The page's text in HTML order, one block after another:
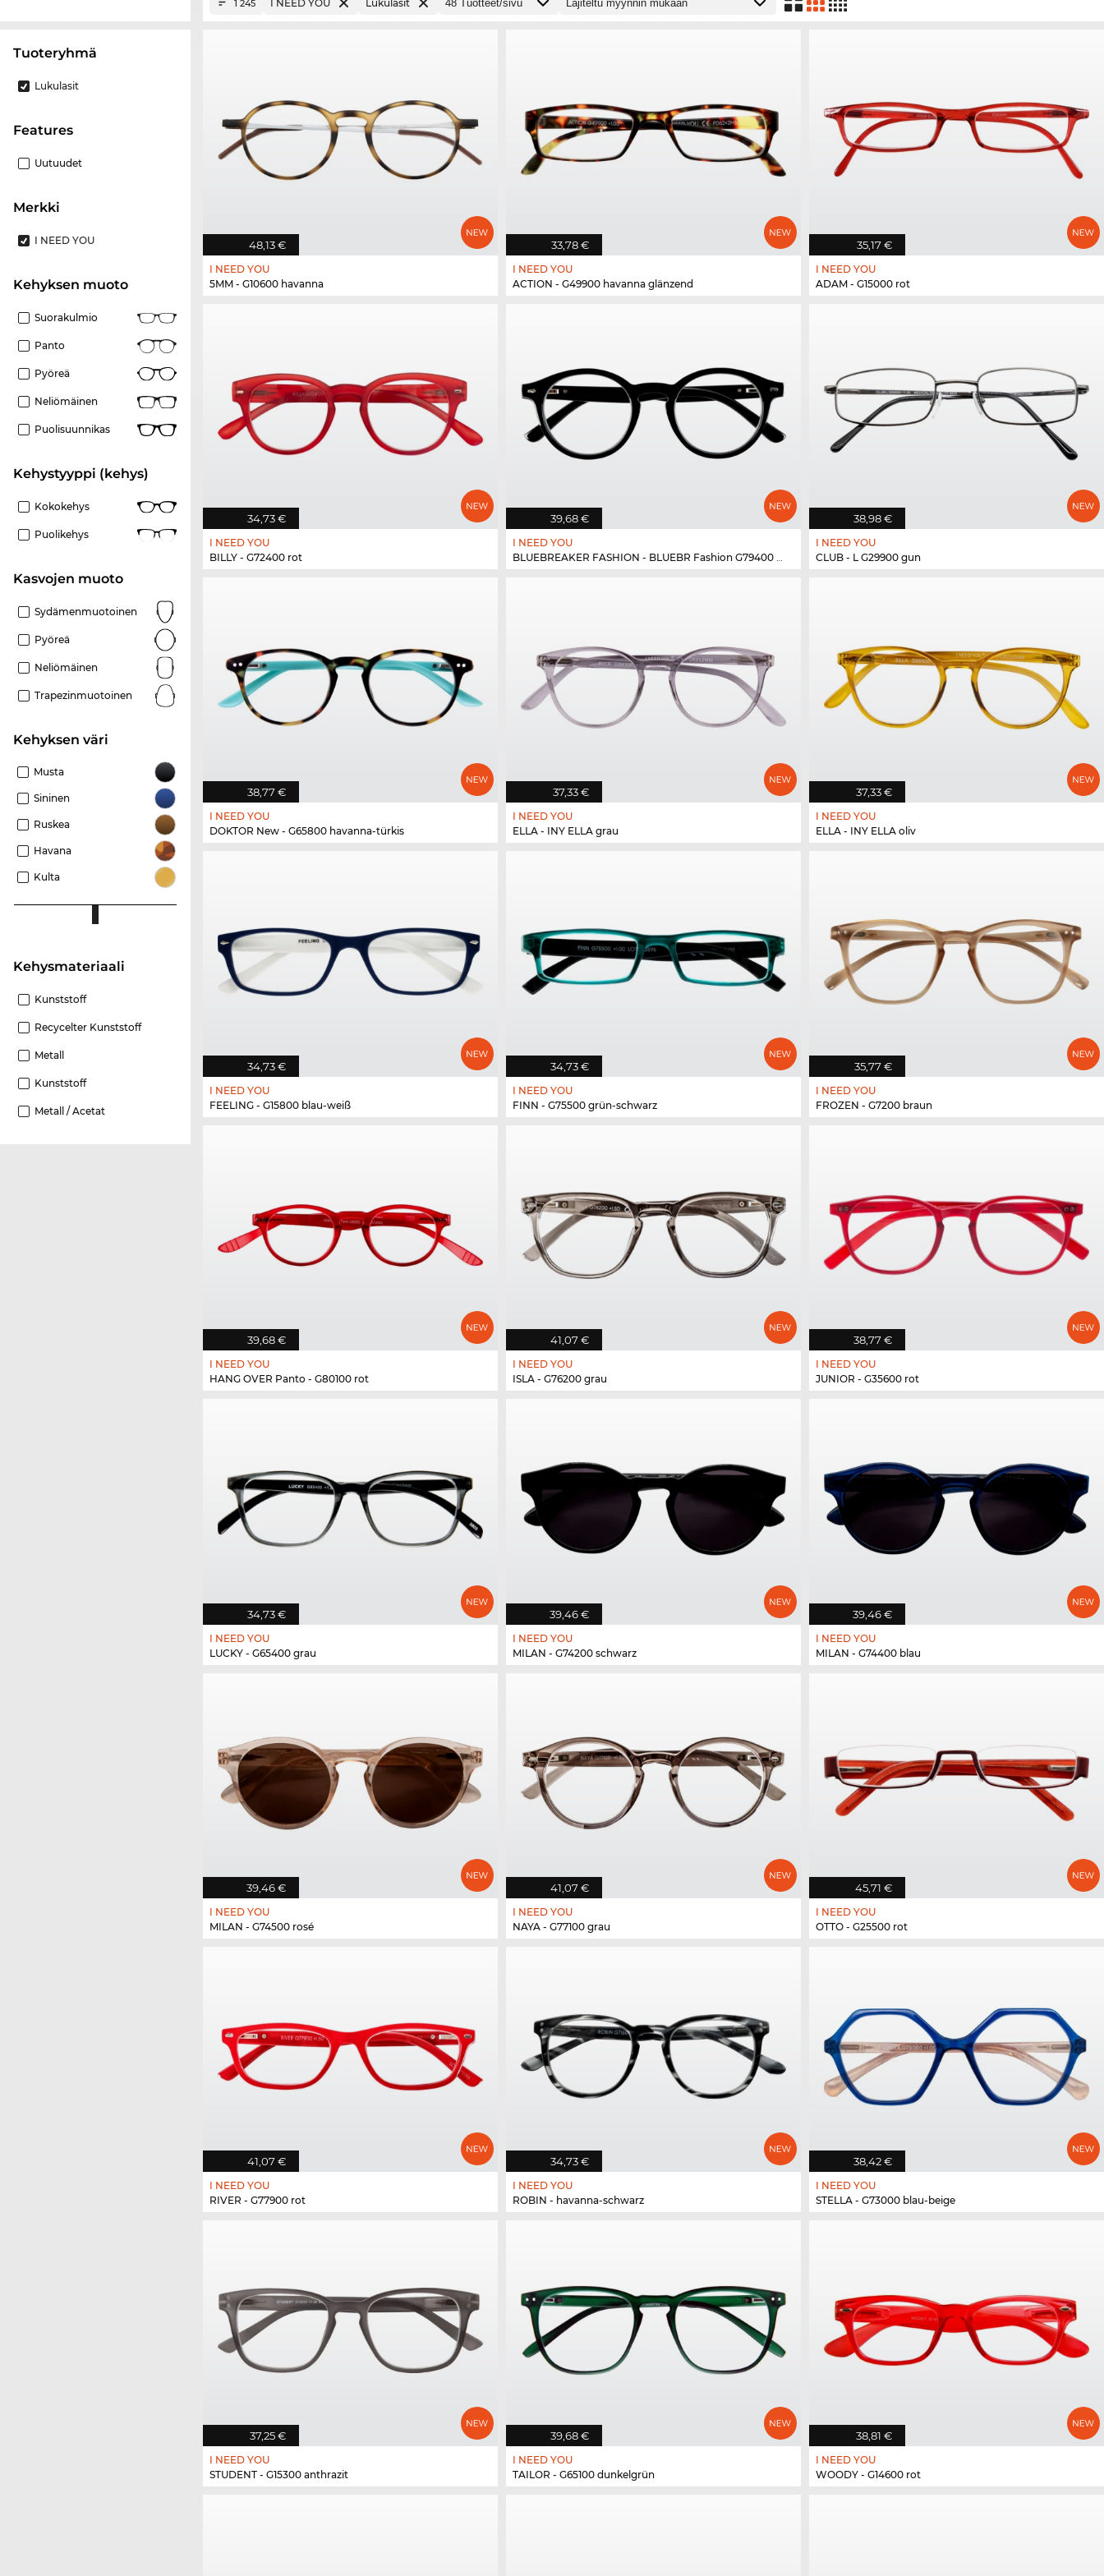
Tuoteryhmä
Lukulasit
Features
Uutuudet
Merkki
I NEED YOU
Kehyksen muoto
Suorakulmio
Panto
Pyöreä
Neliömäinen
Puolisuunnikas
Kehystyyppi (kehys)
Kokokehys
Puolikehys
Kasvojen muoto
Sydämenmuotoinen
Pyöreä
Neliömäinen
Trapezinmuotoinen
Kehyksen väri
Musta
Sininen
Ruskea
Havana
Kulta
Kehysmateriaali
Kunststoff
Recycelter Kunststoff
Metall
Kunststoff
Metall / Acetat
1 245 I NEED YOU Lukulasit
48,13 €
I NEED YOU
5MM - G10600 havanna
33,78 €
I NEED YOU
ACTION - G49900 havanna glänzend
35,17 €
I NEED YOU
ADAM - G15000 rot
34,73 €
I NEED YOU
BILLY - G72400 rot
39,68 €
I NEED YOU
BLUEBREAKER FASHION - BLUEBR Fashion G79400 s...
38,98 €
I NEED YOU
CLUB - L G29900 gun
38,77 €
I NEED YOU
DOKTOR New - G65800 havanna-türkis
37,33 €
I NEED YOU
ELLA - INY ELLA grau
37,33 €
I NEED YOU
ELLA - INY ELLA oliv
34,73 €
I NEED YOU
FEELING - G15800 blau-weiß
34,73 €
I NEED YOU
FINN - G75500 grün-schwarz
35,77 €
I NEED YOU
FROZEN - G7200 braun
39,68 €
I NEED YOU
HANG OVER Panto - G80100 rot
41,07 €
I NEED YOU
ISLA - G76200 grau
38,77 €
I NEED YOU
JUNIOR - G35600 rot
34,73 €
I NEED YOU
LUCKY - G65400 grau
39,46 €
I NEED YOU
MILAN - G74200 schwarz
39,46 €
I NEED YOU
MILAN - G74400 blau
39,46 €
I NEED YOU
MILAN - G74500 rosé
41,07 €
I NEED YOU
NAYA - G77100 grau
45,71 €
I NEED YOU
OTTO - G25500 rot
41,07 €
I NEED YOU
RIVER - G77900 rot
34,73 €
I NEED YOU
ROBIN - havanna-schwarz
38,42 €
I NEED YOU
STELLA - G73000 blau-beige
37,25 €
I NEED YOU
STUDENT - G15300 anthrazit
39,68 €
I NEED YOU
TAILOR - G65100 dunkelgrün
38,81 €
I NEED YOU
WOODY - G14600 rot